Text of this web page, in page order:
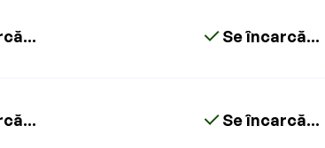
Se încarcă...
Se încarcă...